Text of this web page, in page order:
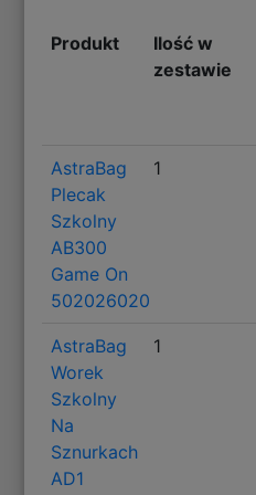
Produkt
Ilość w
zestawie
AstraBag
Plecak
Szkolny
AB300
Game On
502026020
1
AstraBag
Worek
Szkolny
Na
Sznurkach
AD1
1